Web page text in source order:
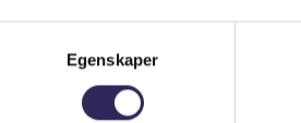
Egenskaper
Neste